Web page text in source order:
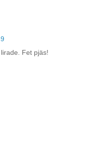
Fet pjäs!